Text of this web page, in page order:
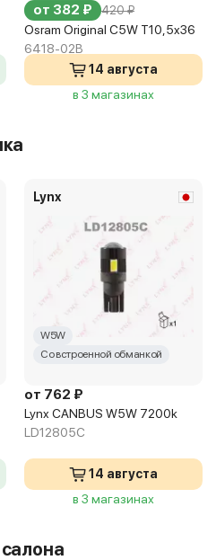
от 382 ₽ 420 ₽
Osram Original C5W T10,5x36
6418-02B
14 августа
в 3 магазинах
Lynx
W5W
Со встроенной обманкой
от 762 ₽
Lynx CANBUS W5W 7200k
LD12805C
14 августа
в 3 магазинах